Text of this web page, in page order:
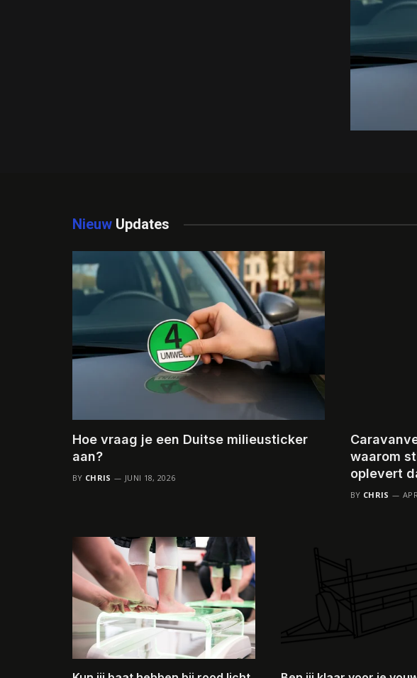
Nieuw Updates
Hoe vraag je een Duitse milieusticker
aan?
BY CHRIS JUNI 18, 2026
waarom
oplevert
BY CHRIS